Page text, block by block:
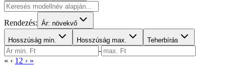
Rendezés: Ár: növekvő
Hosszúság min. Hosszúság max. Teherbírás
-
« ‹ 1 2 › »